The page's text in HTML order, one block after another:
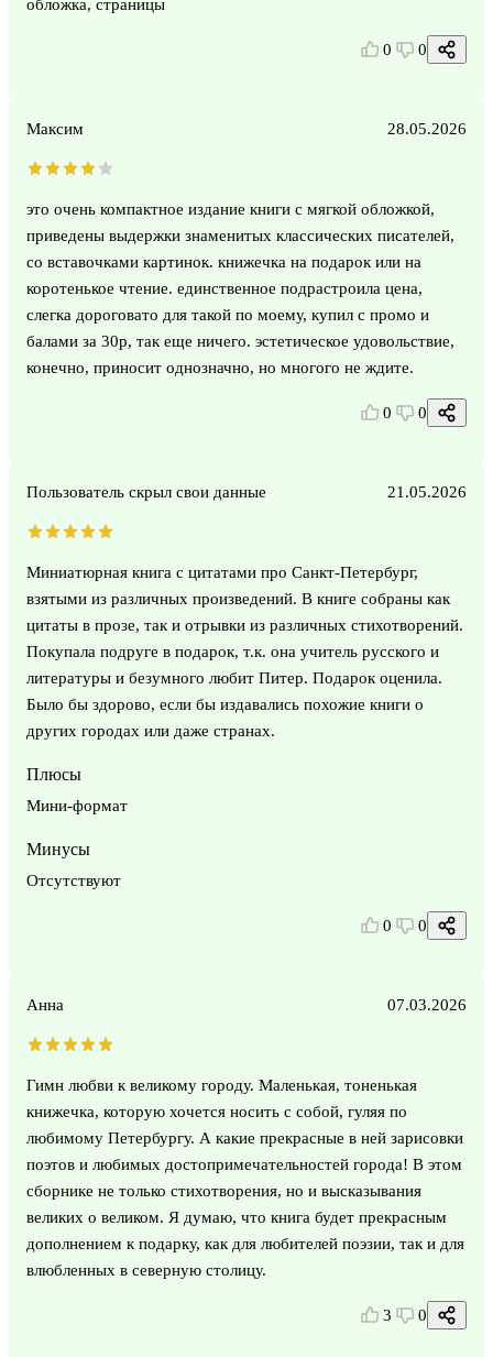
обложка, страницы
0 0
Максим 28.05.2026
это очень компактное издание книги с мягкой обложкой,
приведены выдержки знаменитых классических писателей,
со вставочками картинок. книжечка на подарок или на
коротенькое чтение. единственное подрастроила цена,
слегка дороговато для такой по моему, купил с промо и
балами за 30р, так еще ничего. эстетическое удовольствие,
конечно, приносит однозначно, но многого не ждите.
0 0
Пользователь скрыл свои данные 21.05.2026
Миниатюрная книга с цитатами про Санкт-Петербург,
взятыми из различных произведений. В книге собраны как
цитаты в прозе, так и отрывки из различных стихотворений.
Покупала подруге в подарок, т.к. она учитель русского и
литературы и безумного любит Питер. Подарок оценила.
Было бы здорово, если бы издавались похожие книги о
других городах или даже странах.
Плюсы
Мини-формат
Минусы
Отсутствуют
0 0
Анна 07.03.2026
Гимн любви к великому городу. Маленькая, тоненькая
книжечка, которую хочется носить с собой, гуляя по
любимому Петербургу. А какие прекрасные в ней зарисовки
поэтов и любимых достопримечательностей города! В этом
сборнике не только стихотворения, но и высказывания
великих о великом. Я думаю, что книга будет прекрасным
дополнением к подарку, как для любителей поэзии, так и для
влюбленных в северную столицу.
3 0